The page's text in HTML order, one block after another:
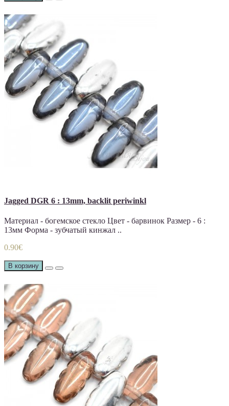
Jagged DGR 6 : 13mm, backlit periwinkl
Материал - богемское стекло Цвет - барвинок Размер - 6 :
13мм Форма - зубчатый кинжал ..
0.90€
В корзину